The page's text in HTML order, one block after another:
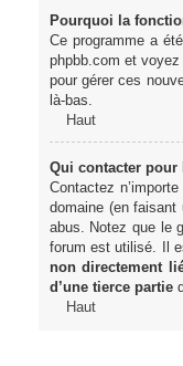
Pourquoi la
Ce programme a
phpbb.com et
pour gérer ces
là-bas.
Haut
Qui contacter pour
Contactez
domaine (en faisant
abus. Notez que le
forum est utilisé. Il
non directement
d’une tierce partie
Haut